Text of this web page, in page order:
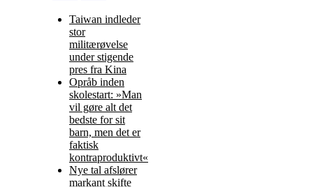
Taiwan indleder
stor
militærøvelse
under stigende
pres fra Kina
Opråb inden
skolestart: »Man
vil gøre alt det
bedste for sit
barn, men det er
faktisk
kontraproduktivt«
Nye tal afslører
markant skifte